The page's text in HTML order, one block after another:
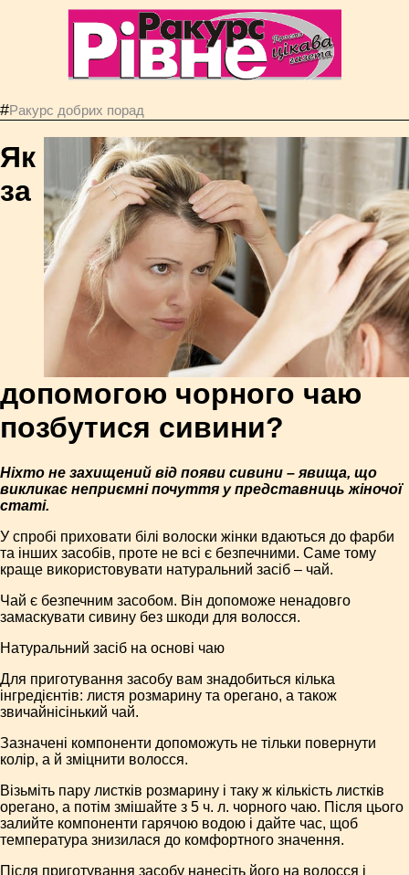
#Ракурс добрих порад
Як
за
допомогою чорного чаю
позбутися сивини?
Ніхто не захищений від появи сивини – явища, що
викликає неприємні почуття у представниць жіночої
статі.
У спробі приховати білі волоски жінки вдаються до фарби
та інших засобів, проте не всі є безпечними. Саме тому
краще використовувати натуральний засіб – чай.
Чай є безпечним засобом. Він допоможе ненадовго
замаскувати сивину без шкоди для волосся.
Натуральний засіб на основі чаю
Для приготування засобу вам знадобиться кілька
інгредієнтів: листя розмарину та орегано, а також
звичайнісінький чай.
Зазначені компоненти допоможуть не тільки повернути
колір, а й зміцнити волосся.
Візьміть пару листків розмарину і таку ж кількість листків
орегано, а потім змішайте з 5 ч. л. чорного чаю. Після цього
залийте компоненти гарячою водою і дайте час, щоб
температура знизилася до комфортного значення.
Після приготування засобу нанесіть його на волосся і